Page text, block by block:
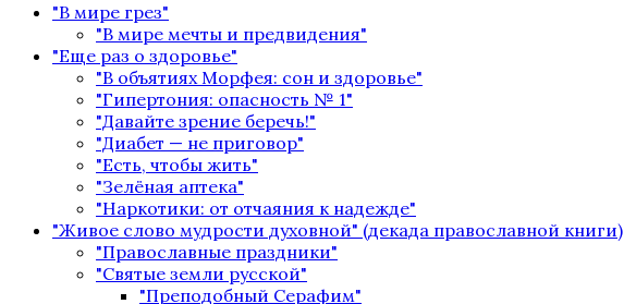
"В мире грез"
"В мире мечты и предвидения"
"Еще раз о здоровье"
"В объятиях Морфея: сон и здоровье"
"Гипертония: опасность № 1"
"Давайте зрение беречь!"
"Диабет — не приговор"
"Есть, чтобы жить"
"Зелёная аптека"
"Наркотики: от отчаяния к надежде"
"Живое слово мудрости духовной" (декада православной книги)
"Православные праздники"
"Святые земли русской"
"Преподобный Серафим"